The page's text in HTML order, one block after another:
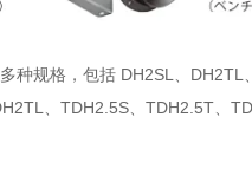
种规格，包括 DH2SL、
、TDH2.5S、TDH2.5T、